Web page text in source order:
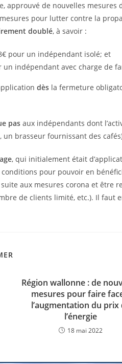
approuvé de nouvelles
pour lutter contre la
doublé, à savoir :
pour un indépendant isolé; et
un indépendant avec charge de
dèsla fermeture
pasaux indépendants dont
brasseur fournissant des
, qui initialement était
conditions pour pouvoir en
aux mesures corona et être
de clients limité, etc.). Il faut
Région wallonne : de
mesures pour faire
l’augmentation du prix
l’énergie
18 mai 2022